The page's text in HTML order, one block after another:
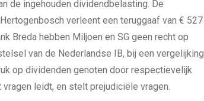
de ingehouden dividendbelasting. De
verleent een teruggaaf van € 527
Breda hebben Miljoen en SG geen recht op
van de Nederlandse IB, bij een vergelijking
op dividenden genoten door respectievelijk
leidt, en stelt prejudiciële vragen.